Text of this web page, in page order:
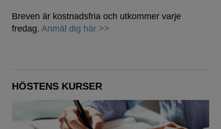
Breven är kostnadsfria och utkommer varje
fredag. Anmäl dig här >>
HÖSTENS KURSER